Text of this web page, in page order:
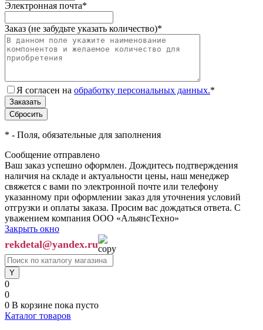
Электронная почта*
Заказ (не забудьте указать количество)*
Я согласен на обработку персональных данных.*
* - Поля, обязательные для заполнения
Сообщение отправлено
Ваш заказ успешно оформлен. Дождитесь подтверждения
наличия на складе и актуальности цены, наш менеджер
свяжется с вами по электронной почте или телефону
указанному при оформлении заказ для уточнения условий
отгрузки и оплаты заказа. Просим вас дождаться ответа. С
уважением компания ООО «АльянсТехно»
Закрыть окно
rekdetal@yandex.ru
0
0
0 В корзине пока пусто
Каталог товаров